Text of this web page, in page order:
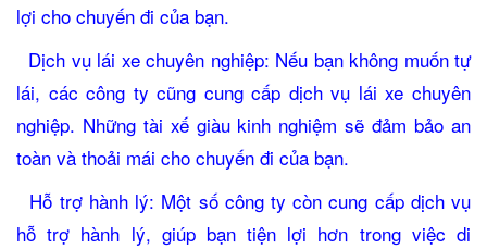
lợi cho chuyến đi của bạn.
Dịch vụ lái xe chuyên nghiệp: Nếu bạn không muốn tự
lái, các công ty cũng cung cấp dịch vụ lái xe chuyên
nghiệp. Những tài xế giàu kinh nghiệm sẽ đảm bảo an
toàn và thoải mái cho chuyến đi của bạn.
Hỗ trợ hành lý: Một số công ty còn cung cấp dịch vụ
hỗ trợ hành lý, giúp bạn tiện lợi hơn trong việc di